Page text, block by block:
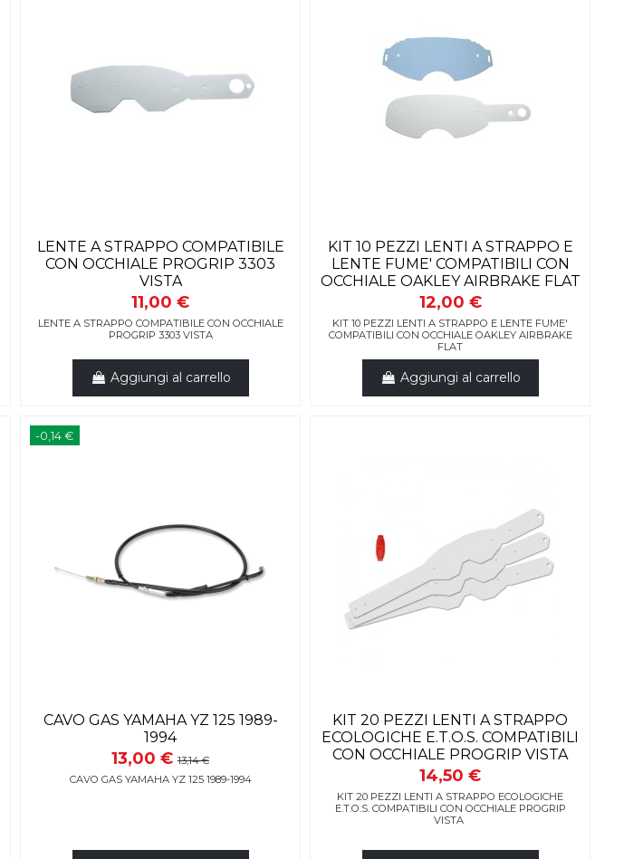
LENTE A STRAPPO COMPATIBILE
CON OCCHIALE PROGRIP 3303
VISTA
11,00 €
LENTE A STRAPPO COMPATIBILE CON OCCHIALE
PROGRIP 3303 VISTA
Aggiungi al carrello
KIT 10 PEZZI LENTI A STRAPPO E
LENTE FUME' COMPATIBILI CON
OCCHIALE OAKLEY AIRBRAKE FLAT
12,00 €
KIT 10 PEZZI LENTI A STRAPPO E LENTE FUME'
COMPATIBILI CON OCCHIALE OAKLEY AIRBRAKE
FLAT
Aggiungi al carrello
-0,14 €
CAVO GAS YAMAHA YZ 125 1989-
1994
13,00 € 13,14 €
CAVO GAS YAMAHA YZ 125 1989-1994
KIT 20 PEZZI LENTI A STRAPPO
ECOLOGICHE E.T.O.S. COMPATIBILI
CON OCCHIALE PROGRIP VISTA
14,50 €
KIT 20 PEZZI LENTI A STRAPPO ECOLOGICHE
E.T.O.S. COMPATIBILI CON OCCHIALE PROGRIP
VISTA